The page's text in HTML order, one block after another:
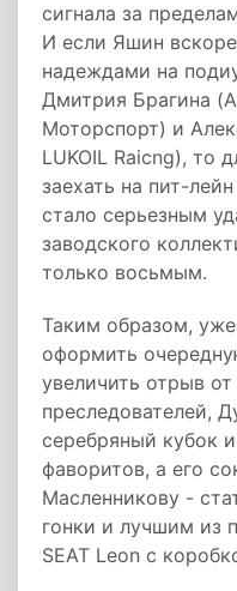
сигнала за
И если Яшин
надеждами на
Дмитрия Брагина
Моторспорт) и
LUKOIL Raicng), то
заехать на пит-
стало серьезным
заводского
только восьмым.
Таким образом,
оформить
увеличить отрыв
преследователей,
серебряный кубок
фаворитов, а его
Масленникову -
гонки и лучшим из
SEAT Leon с